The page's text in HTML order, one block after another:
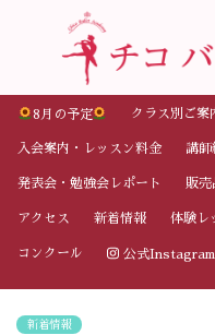
8月の予定 クラス別ご案
入会案内・レッスン料金 講師
発表会・勉強会レポート 販売
アクセス 新着情報 体験レ
コンクール 公式Instagram
新着情報